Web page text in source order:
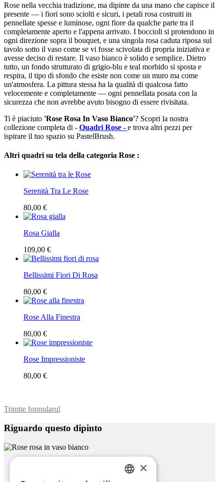
Rose nella vecchia tradizione, ma dipinte da una mano che capisce il
presente — i fiori sono sciolti e sicuri, i petali rosa costruiti in
pennellate spesse e luminose, ogni fiore da qualche parte tra il
completamente aperto e l'appena arrivato. I boccioli si protendono in
ogni direzione sopra il bouquet, e una singola rosa caduta riposa sul
tavolo sotto il vaso come se vi fosse scivolata di propria iniziativa e
avesse deciso di restare. Il vaso bianco è solido e semplice. Dietro
tutto, un fondo strutturato di grigio-blu e teal morbido si sposta e
respira, il tipo di sfondo che esiste non come un muro ma come
un'atmosfera. La pittura stessa ha la qualità di qualcosa fatto
velocemente e completamente — ogni pennellata posata con la
sicurezza che non avrebbe avuto bisogno di essere rivisitata.
Ti è piaciuto 'Rose Rosa In Vaso Bianco'? Scopri la nostra
collezione completa di - Quadri Rose - e trova altri pezzi per
ispirare il tuo spazio su PastelBrush.
Altri quadri su tela della categoria Rose :
Serenità Tra Le Rose
80,00 €
Rosa Gialla
109,00 €
Bellissimi Fiori Di Rosa
80,00 €
Rose Alla Finestra
80,00 €
Rose Impressioniste
80,00 €
Trimite formularul
Riguardo questo dipinto
Rose Rosa In Vaso Bianco
×